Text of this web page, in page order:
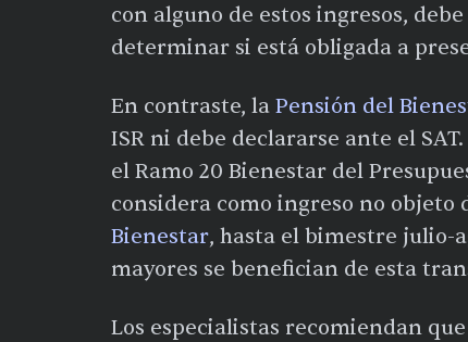
con alguno de estos ingresos,
determinar si está obligada a
En contraste, la Pensión del
ISR ni debe declararse ante el
el Ramo 20 Bienestar del
considera como ingreso no objeto
Bienestar, hasta el bimestre julio-
mayores se benefician de esta
Los especialistas recomiendan